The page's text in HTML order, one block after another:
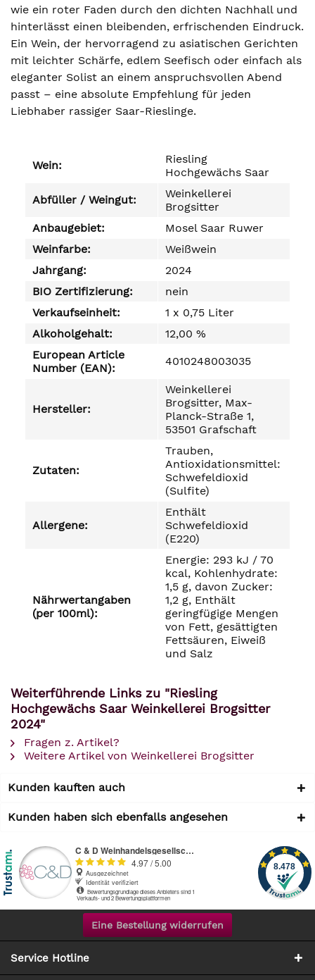
wie ein roter Faden durch den dichten Nachhall und
hinterlässt einen bleibenden, erfrischenden Eindruck.
Ein Wein, der hervorragend zu asiatischen Gerichten
mit leichter Schärfe, edlem Seefisch oder einfach als
eleganter Solist an einem anspruchsvollen Abend
passt – eine absolute Empfehlung für jeden
Liebhaber rassiger Saar-Rieslinge.
Wein:
Riesling
Hochgewächs Saar
Abfüller / Weingut:
Weinkellerei
Brogsitter
Anbaugebiet:
Mosel Saar Ruwer
Weinfarbe:
Weißwein
Jahrgang:
2024
BIO Zertifizierung:
nein
Verkaufseinheit:
1 x 0,75 Liter
Alkoholgehalt:
12,00 %
European Article
Number (EAN):
4010248003035
Hersteller:
Weinkellerei
Brogsitter, Max-
Planck-Straße 1,
53501 Grafschaft
Zutaten:
Trauben,
Antioxidationsmittel:
Schwefeldioxid
(Sulfite)
Allergene:
Enthält
Schwefeldioxid
(E220)
Nährwertangaben
(per 100ml):
Energie: 293 kJ / 70
kcal, Kohlenhydrate:
1,5 g, davon Zucker:
1,2 g, Enthält
geringfügige Mengen
von Fett, gesättigten
Fettsäuren, Eiweiß
und Salz
Weiterführende Links zu "Riesling
Hochgewächs Saar Weinkellerei Brogsitter
2024"
Fragen z. Artikel?
Weitere Artikel von Weinkellerei Brogsitter
Kunden kauften auch
Kunden haben sich ebenfalls angesehen
Eine Bestellung widerrufen
Service Hotline